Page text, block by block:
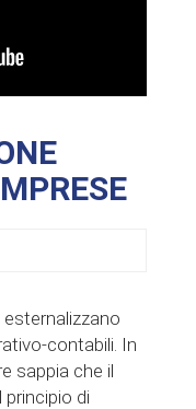
contabili. In
sappia che il
principio di